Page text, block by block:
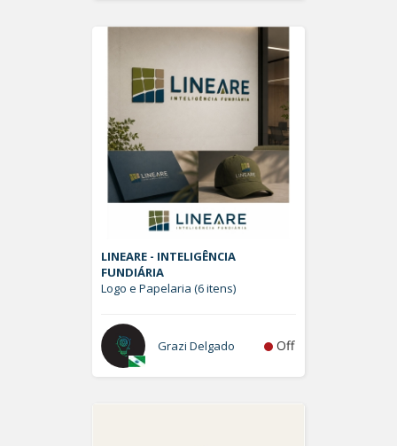
LINEARE - INTELIGÊNCIA
FUNDIÁRIA
Logo e Papelaria (6 itens)
Grazi Delgado Off